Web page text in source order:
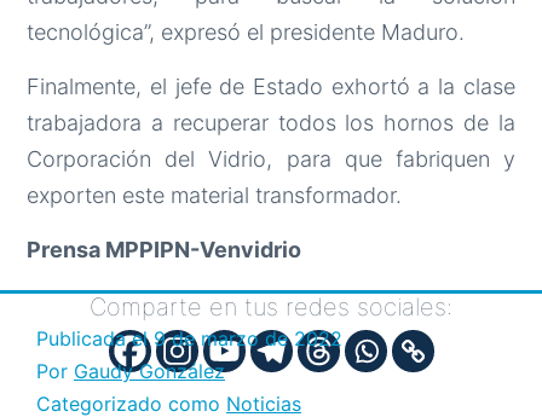
tecnológica”, expresó el presidente Maduro.
Finalmente, el jefe de Estado exhortó a la clase
trabajadora a recuperar todos los hornos de la
Corporación del Vidrio, para que fabriquen y
exporten este material transformador.
Prensa MPPIPN-Venvidrio
Comparte en tus redes sociales:
Publicada el 9 de marzo de 2022
Por Gaudy González
Categorizado como Noticias